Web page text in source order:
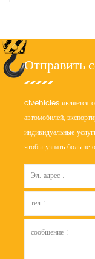
Отправить
clvehicles является
автомобилей,
индивидуальные
чтобы узнать больше